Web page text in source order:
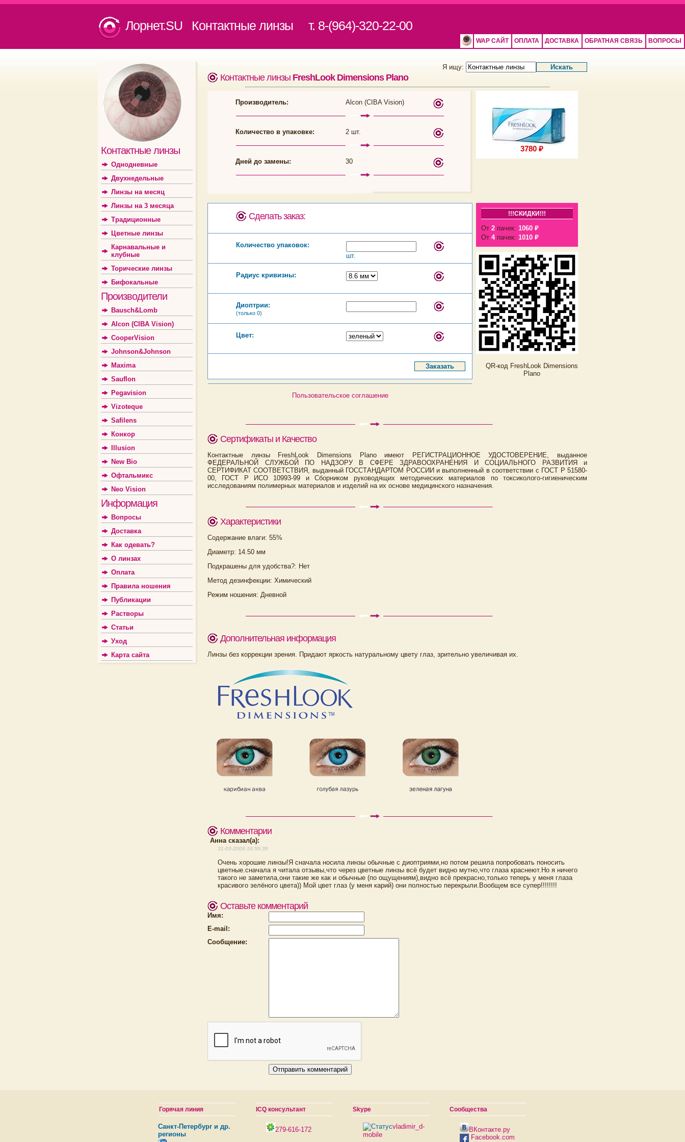
Лорнет.SU Контактные линзы т. 8-(964)-320-22-00
WAP САЙТ ОПЛАТА ДОСТАВКА ОБРАТНАЯ СВЯЗЬ ВОПРОСЫ
Контактные линзы
Однодневные
Двухнедельные
Линзы на месяц
Линзы на 3 месяца
Традиционные
Цветные линзы
Карнавальные и
клубные
Торические линзы
Бифокальные
Производители
Bausch&Lomb
Alcon (CIBA Vision)
CooperVision
Johnson&Johnson
Maxima
Sauflon
Pegavision
Vizoteque
Safilens
Конкор
Illusion
New Bio
Офтальмикс
Neo Vision
Информация
Вопросы
Доставка
Как одевать?
О линзах
Оплата
Правила ношения
Публикации
Растворы
Статьи
Уход
Карта сайта
Я ищу:
Контактные линзы FreshLook Dimensions Plano
Производитель: Alcon (CIBA Vision)
Количество в упаковке: 2 шт.
Дней до замены: 30
3780 ₽
3780 ₽
Сделать заказ:
Количество упаковок:
шт.
Радиус кривизны:
Диоптрии:
(только 0)
Цвет:
Пользовательское соглашение
!!!СКИДКИ!!!
От2 пачек:1060 ₽
От4пачек:1010 ₽
QR-код FreshLook Dimensions
Plano
Сертификаты и Качество
Контактные линзы FreshLook Dimensions Plano имеют РЕГИСТРАЦИОННОЕ УДОСТОВЕРЕНИЕ, выданное
ФЕДЕРАЛЬНОЙ СЛУЖБОЙ ПО НАДЗОРУ В СФЕРЕ ЗДРАВООХРАНЕНИЯ И СОЦИАЛЬНОГО РАЗВИТИЯ и
СЕРТИФИКАТ СООТВЕТСТВИЯ, выданный ГОССТАНДАРТОМ РОССИИ и выполненный в соответствии с ГОСТ Р 51580-
00, ГОСТ Р ИСО 10993-99 и Сборником руководящих методических материалов по токсиколого-гигиеническим
исследованиям полимерных материалов и изделий на их основе медицинского назначения.
Характеристики
Содержание влаги: 55%
Диаметр: 14.50 мм
Подкрашены для удобства?: Нет
Метод дезинфекции: Химический
Режим ношения: Дневной
Дополнительная информация
Линзы без коррекции зрения. Придают яркость натуральному цвету глаз, зрительно увеличивая их.
Комментарии
Анна сказал(а):
31-03-2009 16:59:39
Очень хорошие линзы!Я сначала носила линзы обычные с диоптриями,но потом решила попробовать поносить
цветные.сначала я читала отзывы,что через цветные линзы всё будет видно мутно,что глаза краснеют.Но я ничего
такого не заметила,они такие же как и обычные (по ощущениям),видно всё прекрасно,только теперь у меня глаза
красивого зелёного цвета)) Мой цвет глаз (у меня карий) они полностью перекрыли.Вообщем все супер!!!!!!!!
Оставьте комментарий
Имя:
E-mail:
Сообщение:
Горячая линия
Санкт-Петербург и др.
регионы
ICQ консультант
279-616-172
Skype
vladimir_d-
mobile
Сообщества
ВКонтакте.ру
Facebook.com